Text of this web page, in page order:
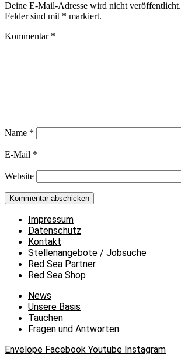
Deine E-Mail-Adresse wird nicht veröffentlicht.
Felder sind mit * markiert.
Kommentar *
Name *
E-Mail *
Website
Impressum
Datenschutz
Kontakt
Stellenangebote / Jobsuche
Red Sea Partner
Red Sea Shop
News
Unsere Basis
Tauchen
Fragen und Antworten
Envelope Facebook Youtube Instagram